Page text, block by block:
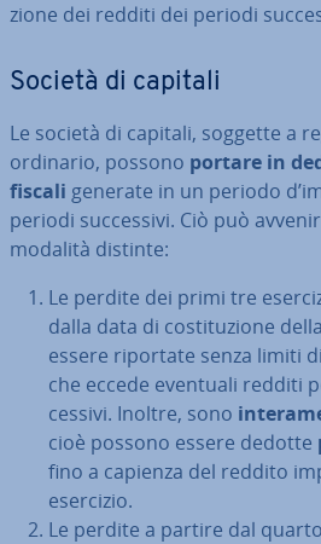
zio­ne dei redditi dei periodi
Società di capitali
Le società di capitali, soggette a
ordinario, possono portare in
fiscali generate in un periodo
periodi suc­ces­si­vi. Ciò può
modalità distinte:
Le perdite dei primi tre
dalla data di co­sti­tu­zio­ne
essere riportate senza limiti
che eccede eventuali redditi
ces­si­vi. Inoltre, sono
cioè possono essere dedotte
fino a capienza del reddito
esercizio.
Le perdite a partire dal